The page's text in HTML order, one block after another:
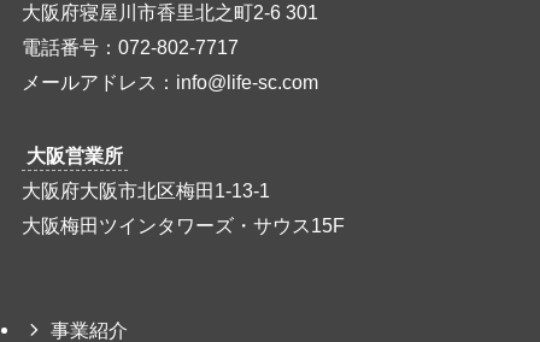
大阪府寝屋川市香里北之町2-6 301
電話番号：072-802-7717
メールアドレス：info@life-sc.com
大阪営業所
大阪府大阪市北区梅田1-13-1
大阪梅田ツインタワーズ・サウス15F
事業紹介